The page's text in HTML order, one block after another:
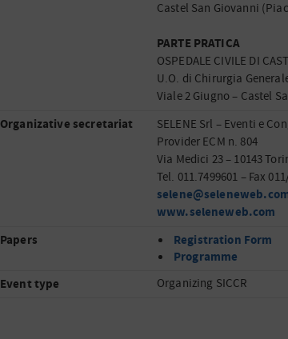
Castel San Giovanni
PARTE PRATICA
OSPEDALE CIVILE DI
U.O. di Chirurgia
Viale 2 Giugno – Castel
Organizative secretariat
SELENE Srl – Eventi e
Provider ECM n. 804
Via Medici 23 – 10143
Tel. 011.7499601 – Fax
www.seleneweb.com
Papers
Registration Form
Programme
Event type
Organizing SICCR